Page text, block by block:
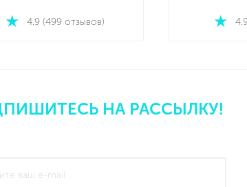
4.9 (499 отзывов)
НА РАССЫЛКУ!